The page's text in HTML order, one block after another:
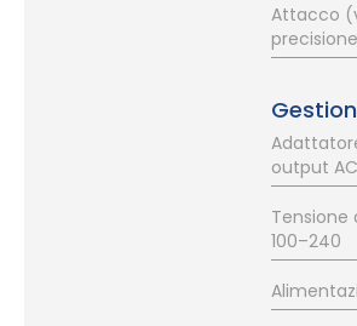
Attacco
output
Tensione
100–240